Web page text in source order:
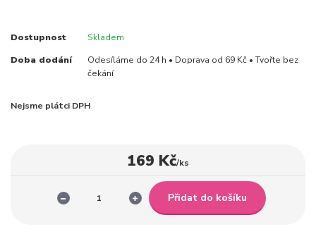
Dostupnost Skladem
Doba dodání
Odesíláme do 24 h • Doprava od 69 Kč • Tvořte bez
čekání
Nejsme plátci DPH
169 Kč/ks
Přidat do košíku